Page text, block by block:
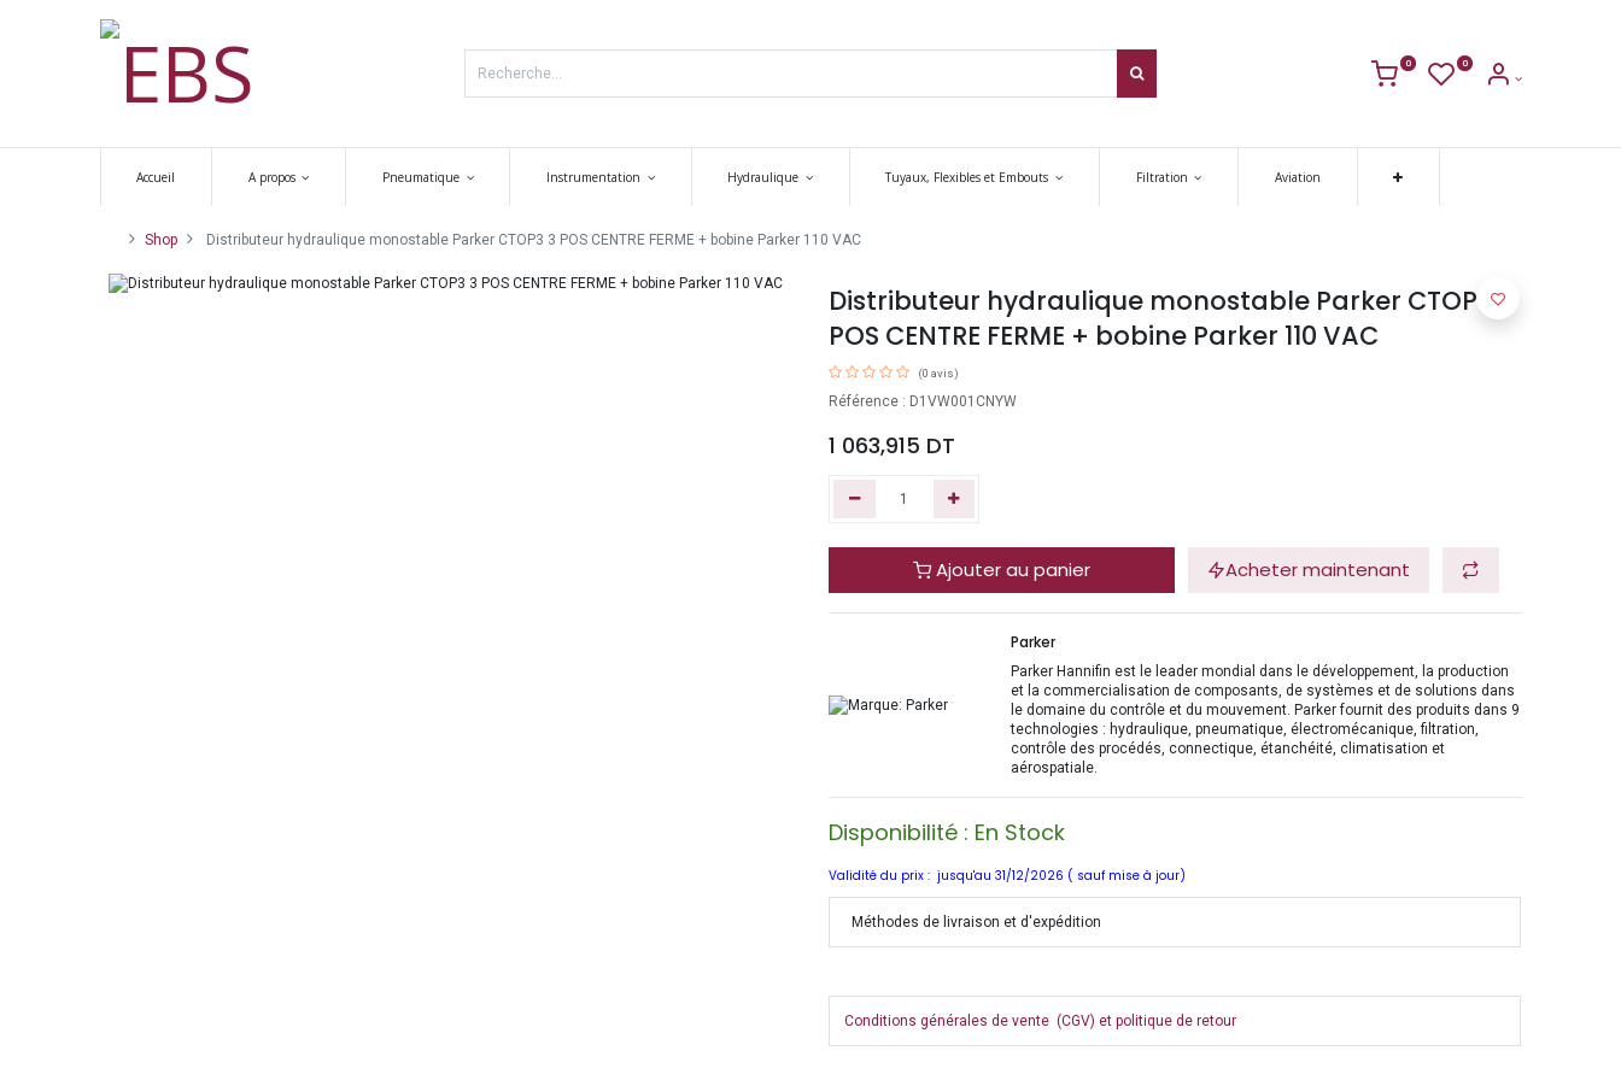
0 0
Accueil A propos Pneumatique Instrumentation Hydraulique Tuyaux, Flexibles et Embouts Filtration Aviation
Shop Distributeur hydraulique monostable Parker CTOP3 3 POS CENTRE FERME + bobine Parker 110 VAC
Distributeur hydraulique monostable Parker CTOP3 3
POS CENTRE FERME + bobine Parker 110 VAC
(0 avis)
Référence : D1VW001CNYW
1 063,915 DT
Ajouter au panier Acheter maintenant
Parker
Parker Hannifin est le leader mondial dans le développement, la production
et la commercialisation de composants, de systèmes et de solutions dans
le domaine du contrôle et du mouvement. Parker fournit des produits dans 9
technologies : hydraulique, pneumatique, électromécanique, filtration,
contrôle des procédés, connectique, étanchéité, climatisation et
aérospatiale.
Disponibilité : En Stock
Validité du prix : jusqu'au 31/12/2026 ( sauf mise à jour)
Méthodes de livraison et d'expédition
Conditions générales de vente (CGV) et politique de retour